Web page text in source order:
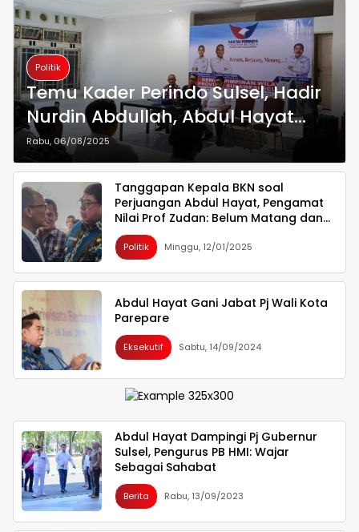
Politik
Temu Kader Perindo Sulsel, Hadir
Nurdin Abdullah, Abdul Hayat
hingga CEO DPI Dedi Alamsyah
Rabu, 06/08/2025
Tanggapan Kepala BKN soal
Perjuangan Abdul Hayat, Pengamat
Nilai Prof Zudan: Belum Matang dan
Terburu-buru
Politik Minggu, 12/01/2025
Abdul Hayat Gani Jabat Pj Wali Kota
Parepare
Eksekutif Sabtu, 14/09/2024
Abdul Hayat Dampingi Pj Gubernur
Sulsel, Pengurus PB HMI: Wajar
Sebagai Sahabat
Berita Rabu, 13/09/2023